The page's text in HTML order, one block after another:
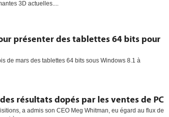
3D actuelles....
présenter des tablettes 64 bits pour
de mars des tablettes 64 bits sous Windows 8.1 à
résultats dopés par les ventes de PC
a admis son CEO Meg Whitman, eu égard au flux de